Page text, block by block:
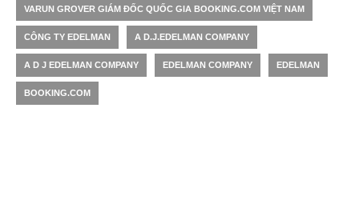
VARUN GROVER GIÁM ĐỐC QUỐC GIA BOOKING.COM VIỆT NAM
CÔNG TY EDELMAN A D.J.EDELMAN COMPANY
A D J EDELMAN COMPANY EDELMAN COMPANY EDELMAN
BOOKING.COM